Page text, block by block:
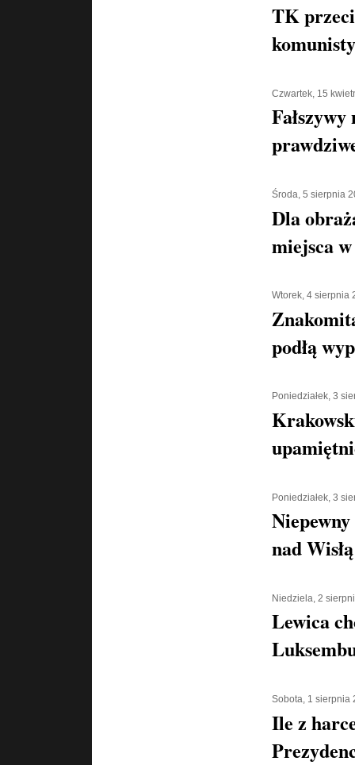
TK
Czwartek, 15
Środa, 5 sierpnia
Dla
miejsca
Wtorek, 4 sierpnia
podłą
Poniedziałek, 3
Poniedziałek, 3
nad Wisłą
Niedziela, 2
Lewica
Sobota, 1 sierpnia
Ile z